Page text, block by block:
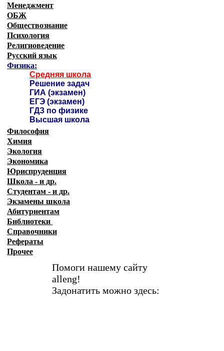
Менеджмент
ОБЖ
Обществознание
Психология
Религиоведение
Русский язык
Физика:
Средняя школа
Решение задач
ГИА (экзамен)
ЕГЭ (экзамен)
ГДЗ по физике
Высшая школа
Философия
Химия
Экология
Экономика
Юриспруденция
Школа - и др.
Студентам - и др.
Экзамены школа
Абитуриентам
Библиотеки
Справочники
Рефераты
Прочее
Помоги нашему сайту
alleng!
Задонатить можно здесь: